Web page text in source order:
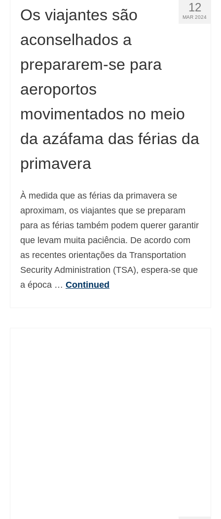
12
MAR 2024
Os viajantes são
aconselhados a
prepararem-se para
aeroportos
movimentados no meio
da azáfama das férias da
primavera
À medida que as férias da primavera se
aproximam, os viajantes que se preparam
para as férias também podem querer garantir
que levam muita paciência. De acordo com
as recentes orientações da Transportation
Security Administration (TSA), espera-se que
a época … Continued